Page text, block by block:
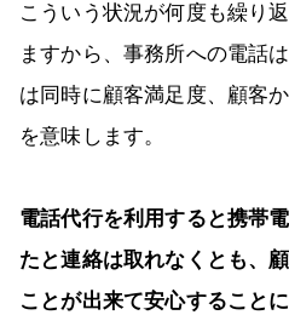
こういう状況が何度も繰り
ますから、事務所への電話
は同時に顧客満足度、顧客
を意味します。
電話代行を利用すると携帯
たと連絡は取れなくとも、
ことが出来て安心することに